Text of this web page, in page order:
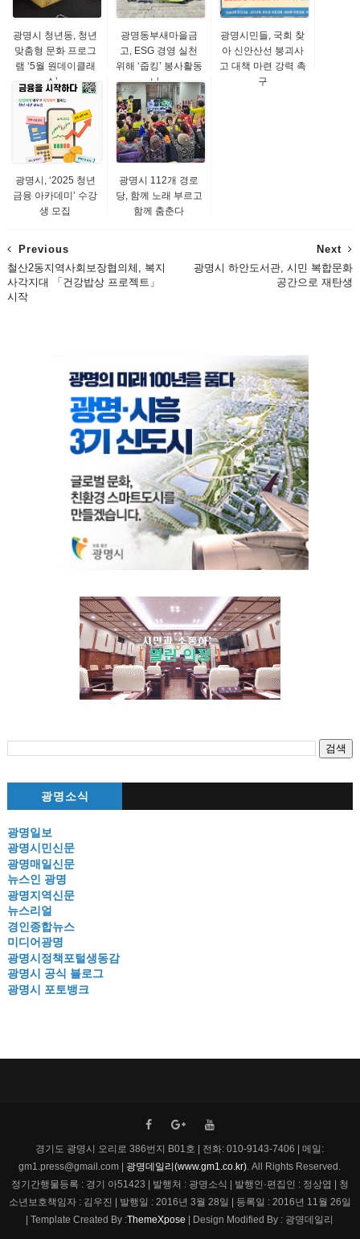
광명시 청년동, 청년
맞춤형 문화 프로그
램 ‘5월 원데이클래
스’...
광명동부새마을금
고, ESG 경영 실천
위해 ‘줍킹’ 봉사활동
나...
광명시민들, 국회 찾
아 신안산선 붕괴사
고 대책 마련 강력 촉
구
광명시, ‘2025 청년
금융 아카데미’ 수강
생 모집
광명시 112개 경로
당, 함께 노래 부르고
함께 춤춘다
Next
광명시 하안도서관, 시민 복합문화
공간으로 재탄생
Previous
철산2동지역사회보장협의체, 복지
사각지대 「건강밥상 프로젝트」
시작
광명소식
광명일보
광명시민신문
광명매일신문
뉴스인 광명
광명지역신문
뉴스리얼
경인종합뉴스
미디어광명
광명시정책포털생동감
광명시 공식 블로그
광명시 포토뱅크
경기도 광명시 오리로 386번지 B01호 | 전화: 010-9143-7406 | 메일:
gm1.press@gmail.com | 광명데일리(www.gm1.co.kr). All Rights Reserved.
정기간행물등록 : 경기 아51423 | 발행처 : 광명소식 | 발행인·편집인 : 정상엽 | 청
소년보호책임자 : 김우진 | 발행일 : 2016년 3월 28일 | 등록일 : 2016년 11월 26일
| Template Created By :ThemeXpose | Design Modified By : 광명데일리